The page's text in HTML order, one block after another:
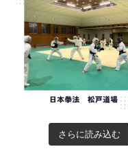
さらに読み込む